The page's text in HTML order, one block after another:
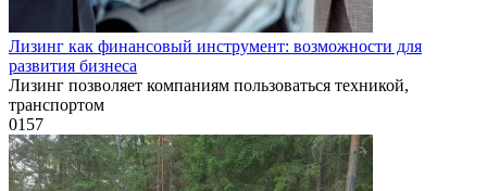
Лизинг как финансовый инструмент: возможности для
развития бизнеса
Лизинг позволяет компаниям пользоваться техникой,
транспортом
0157